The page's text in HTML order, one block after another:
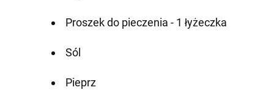
Proszek do pieczenia - 1 łyżeczka
Sól
Pieprz